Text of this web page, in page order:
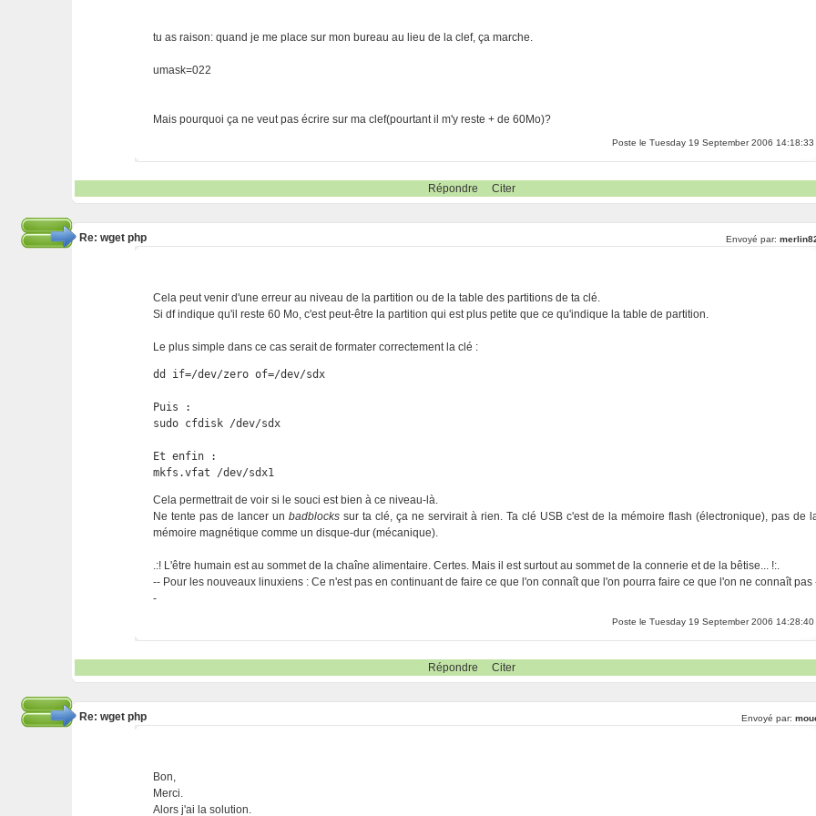
tu as raison: quand je me place sur mon bureau au lieu de la clef, ça marche.
umask=022
Mais pourquoi ça ne veut pas écrire sur ma clef(pourtant il m'y reste + de 60Mo)?
Poste le Tuesday 19 September 2006 14:18:33
Répondre Citer
Re: wget php Envoyé par:
Cela peut venir d'une erreur au niveau de la partition ou de la table des partitions de ta clé.
Si df indique qu'il reste 60 Mo, c'est peut-être la partition qui est plus petite que ce qu'indique la table de partition.
Le plus simple dans ce cas serait de formater correctement la clé :
dd if=/dev/zero of=/dev/sdx
Puis :
sudo cfdisk /dev/sdx
Et enfin :
mkfs.vfat /dev/sdx1
Cela permettrait de voir si le souci est bien à ce niveau-là.
Ne tente pas de lancer unbadblocks sur ta clé, ça ne servirait à rien. Ta clé USB c'est de la mémoire flash (électronique), pas de
mémoire magnétique comme un disque-dur (mécanique).
.:! L'être humain est au sommet de la chaîne alimentaire. Certes. Mais il est surtout au sommet de la connerie et de la bêtise... !:.
-- Pour les nouveaux linuxiens : Ce n'est pas en continuant de faire ce que l'on connaît que l'on pourra faire ce que l'on ne connaît pas
-
Poste le Tuesday 19 September 2006 14:28:40
Répondre Citer
Re: wget php Envoyé par:
Bon,
Merci.
Alors j'ai la solution.